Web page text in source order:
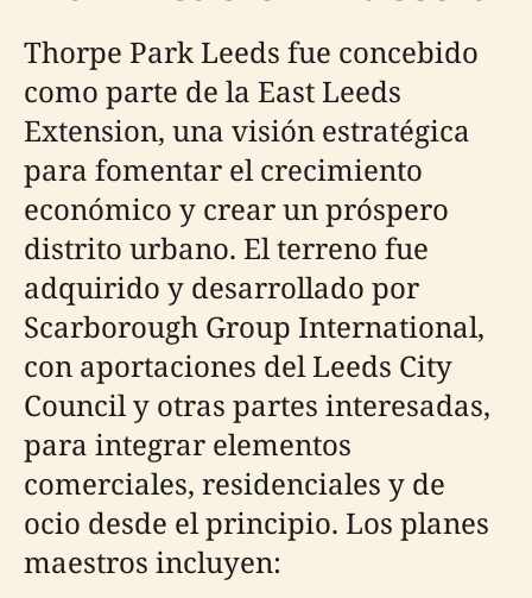
Thorpe Park Leeds fue concebido
como parte de la East Leeds
Extension, una visión estratégica
para fomentar el crecimiento
económico y crear un próspero
distrito urbano. El terreno fue
adquirido y desarrollado por
Scarborough Group International,
con aportaciones del Leeds City
Council y otras partes interesadas,
para integrar elementos
comerciales, residenciales y de
ocio desde el principio. Los planes
maestros incluyen: